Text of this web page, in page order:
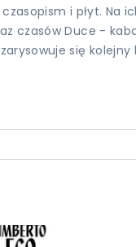
i płyt.
czasów Duce -
się kolejny